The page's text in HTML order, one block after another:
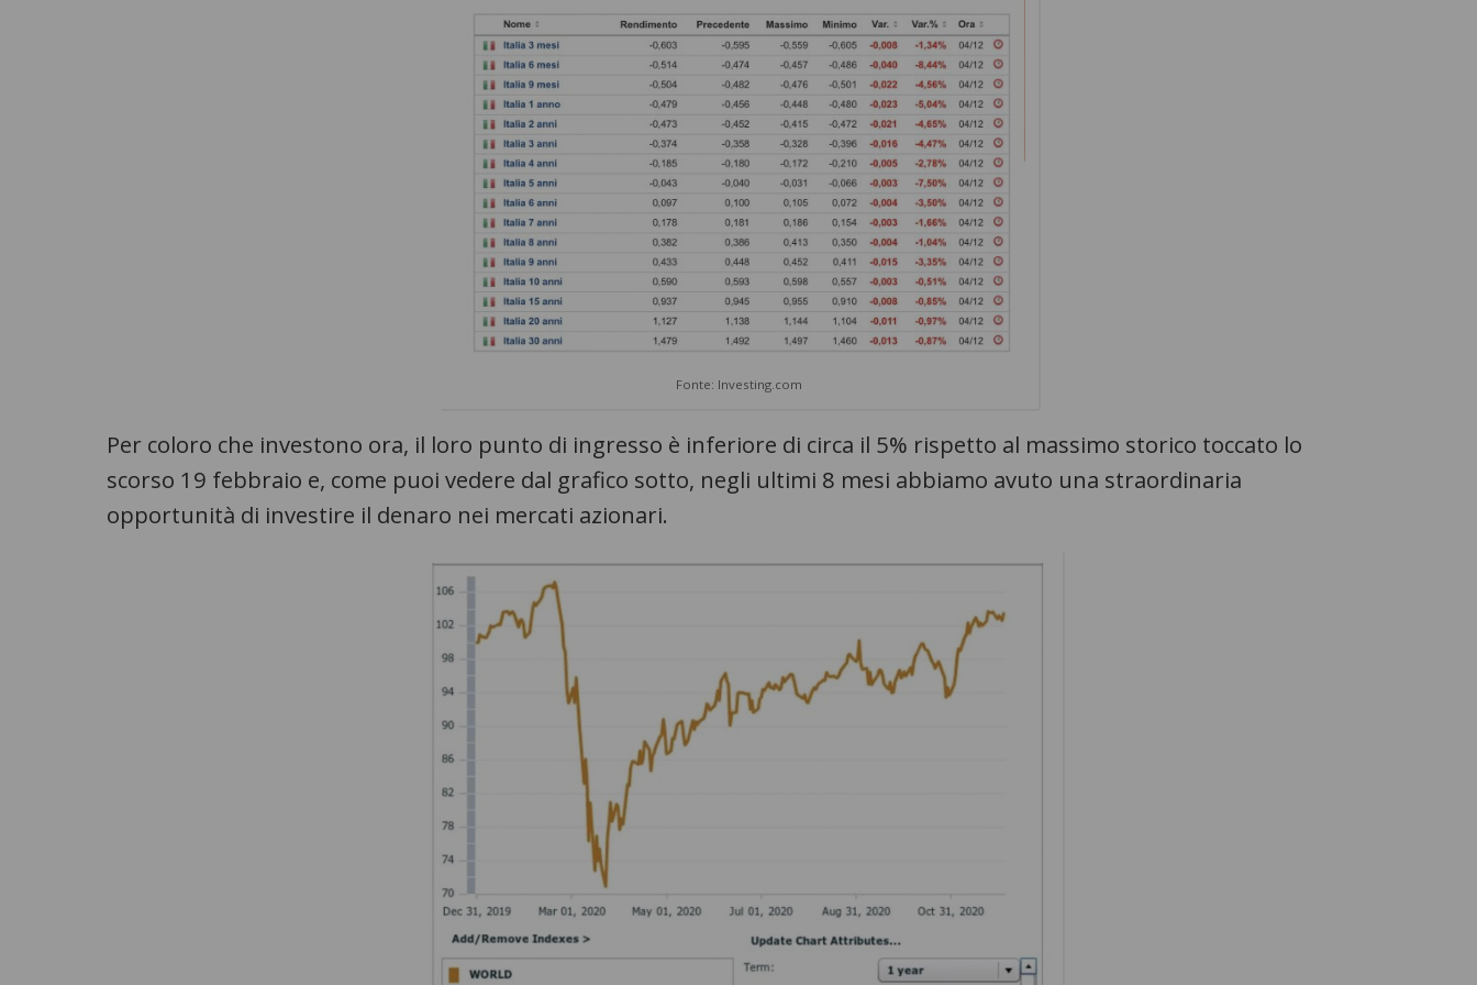
Fonte: Investing.com
Per coloro che investono ora, il loro punto di ingresso è inferiore di circa il 5% rispetto al massimo storico toccato lo
scorso 19 febbraio e, come puoi vedere dal grafico sotto, negli ultimi 8 mesi abbiamo avuto una straordinaria
opportunità di investire il denaro nei mercati azionari.